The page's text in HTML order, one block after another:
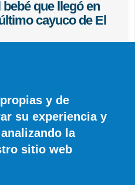
que llegó en
cayuco de El
081 655 | Móvil y WhatsApp 606 845
y de
su experiencia y
la
sitio web